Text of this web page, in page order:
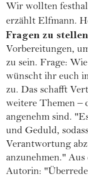
Wir wollten
erzählt Elfmann.
Fragen zu stellen
Vorbereitungen,
zu sein. Frage:
wünscht ihr euch
zu. Das schafft
weitere Themen –
angenehm sind.
und Geduld,
Verantwortung
anzunehmen."
Autorin: